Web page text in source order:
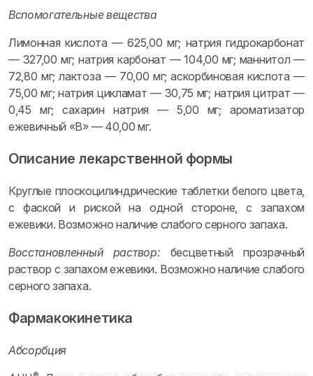
Вспомогательные вещества
Лимонная кислота — 625,00 мг; натрия гидрокарбонат
— 327,00 мг; натрия карбонат — 104,00 мг; маннитол —
72,80 мг; лактоза — 70,00 мг; аскорбиновая кислота —
75,00 мг; натрия цикламат — 30,75 мг; натрия цитрат —
0,45 мг; сахарин натрия — 5,00 мг; ароматизатор
ежевичный «В» — 40,00 мг.
Описание лекарственной формы
Круглые плоскоцилиндрические таблетки белого цвета,
с фаской и риской на одной стороне, с запахом
ежевики. Возможно наличие слабого серного запаха.
Восстановленный раствор: бесцветный прозрачный
раствор с запахом ежевики. Возможно наличие слабого
серного запаха.
Фармакокинетика
Абсорбция